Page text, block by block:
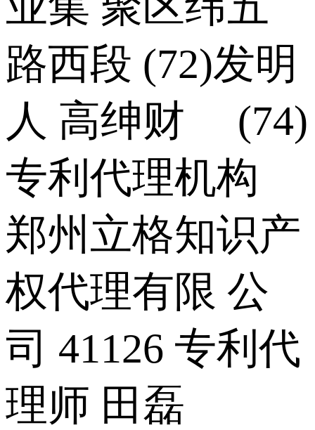
路西段 (72)发明
人 高绅财 (74)
专利代理机构
郑州立格知识产
权代理有限 公
司 41126 专利代
理师 田磊